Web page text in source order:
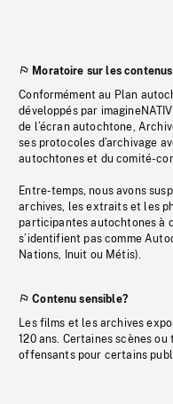
Moratoire sur les
Conformément au Plan
développés par
de l’écran autochtone,
ses protocoles d’archivage
autochtones et du comité-
Entre-temps, nous avons
archives, les extraits et les
participantes autochtones à
s’identifient pas comme
Nations, Inuit ou Métis).
Contenu sensible?
Les films et les archives
120 ans. Certaines scènes
offensants pour certains